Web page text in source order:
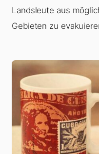
Landsleute aus
Gebieten zu